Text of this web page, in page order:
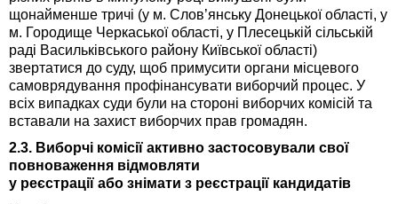
щонайменше тричі (у м. Слов’янську Донецької області, у
м. Городище Черкаської області, у Плесецькій сільській
раді Васильківського району Київської області)
звертатися до суду, щоб примусити органи місцевого
самоврядування профінансувати виборчий процес. У
всіх випадках суди були на стороні виборчих комісій та
вставали на захист виборчих прав громадян.
2.3. Виборчі комісії активно застосовували свої
повноваження відмовляти
у реєстрації або знімати з реєстрації кандидатів